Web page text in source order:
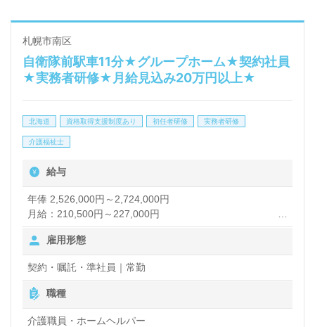
札幌市南区
自衛隊前駅車11分★グループホーム★契約社員
★実務者研修★月給見込み20万円以上★
北海道 資格取得支援制度あり 初任者研修 実務者研修
介護福祉士
給与
年俸 2,526,000円～2,724,000円
月給：210,500円～227,000円
【諸手当】
資格手当：3,000円
地区調整手当：10,000円
夜勤手当：5,000円+深夜割増1,200円（月5回程度）
処遇改善手当：100～200円/時（月22日勤務の場合16,500
円～33,000円）
昇給あり
雇用形態
契約・嘱託・準社員｜常勤
職種
介護職員・ホームヘルパー